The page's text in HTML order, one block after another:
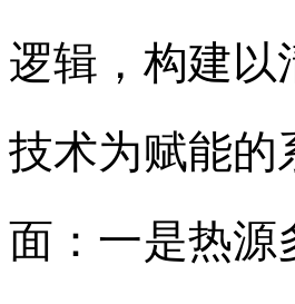
逻辑，构建以
技术为赋能的
面：一是热源